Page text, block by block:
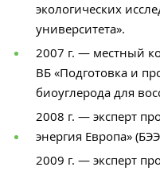
экологических
университета».
2007 г. — местный
ВБ «Подготовка и
биоуглерода для
2008 г. — эксперт
энергия Европа»
2009 г. — эксперт